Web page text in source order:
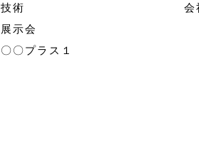
技術
展示会
〇〇プラス１
会